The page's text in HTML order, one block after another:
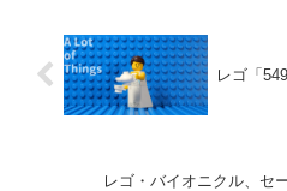
レゴ「
レゴ・バイオニクル、セ